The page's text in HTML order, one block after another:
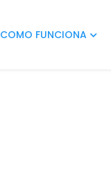
COMO FUNCIONA